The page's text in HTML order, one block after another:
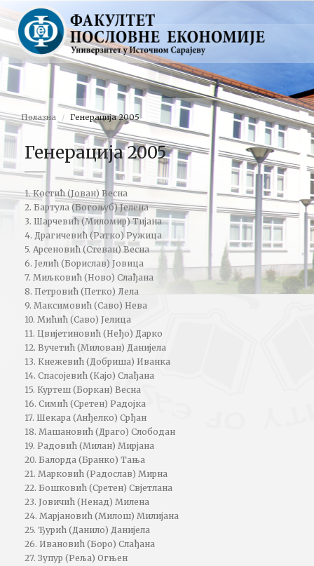
Полазна Генерација 2005
Генерација 2005
1. Костић (Јован) Весна
2. Бартула (Богољуб) Јелена
3. Шарчевић (Миломир) Тијана
4. Драгичевић (Ратко) Ружица
5. Арсеновић (Стеван) Весна
6. Јелић (Борислав) Јовица
7. Миљковић (Ново) Слађана
8. Петровић (Петко) Лела
9. Максимовић (Саво) Нева
10. Мићић (Саво) Јелица
11. Цвијетиновић (Неђо) Дарко
12. Вучетић (Милован) Данијела
13. Кнежевић (Добриша) Иванка
14. Спасојевић (Кајо) Слађана
15. Куртеш (Боркан) Весна
16. Симић (Сретен) Радојка
17. Шекара (Анђелко) Срђан
18. Машановић (Драго) Слободан
19. Радовић (Милан) Мирјана
20. Балорда (Бранко) Тања
21. Марковић (Радослав) Мирна
22. Бошковић (Сретен) Свјетлана
23. Јовичић (Ненад) Милена
24. Марјановић (Милош) Милијана
25. Ђурић (Данило) Данијела
26. Ивановић (Боро) Слађана
27. Зупур (Реља) Огњен